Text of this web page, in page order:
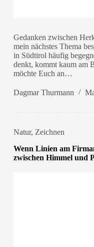
Gedanken zwischen
mein nächstes Thema
in Südtirol häufig
denkt, kommt kaum am
möchte Euch an…
Dagmar Thurmann
Natur, Zeichnen
Wenn Linien am
zwischen Himmel und